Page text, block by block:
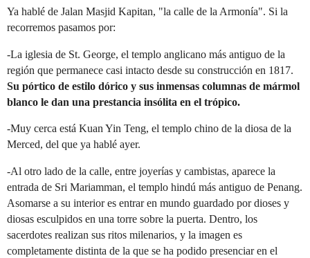
Ya hablé de Jalan Masjid Kapitan, "la calle de la Armonía". Si la
recorremos pasamos por:
-La iglesia de St. George, el templo anglicano más antiguo de la
región que permanece casi intacto desde su construcción en 1817.
Su pórtico de estilo dórico y sus inmensas columnas de mármol
blanco le dan una prestancia insólita en el trópico.
-Muy cerca está Kuan Yin Teng, el templo chino de la diosa de la
Merced, del que ya hablé ayer.
-Al otro lado de la calle, entre joyerías y cambistas, aparece la
entrada de Sri Mariamman, el templo hindú más antiguo de Penang.
Asomarse a su interior es entrar en mundo guardado por dioses y
diosas esculpidos en una torre sobre la puerta. Dentro, los
sacerdotes realizan sus ritos milenarios, y la imagen es
completamente distinta de la que se ha podido presenciar en el